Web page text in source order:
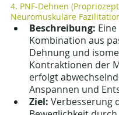
4. PNF-Dehnen
Neuromuskuläre
Beschreibung: Eine
Kombination aus
Dehnung und
Kontraktionen der
erfolgt
Anspannen und
Ziel: Verbesserung